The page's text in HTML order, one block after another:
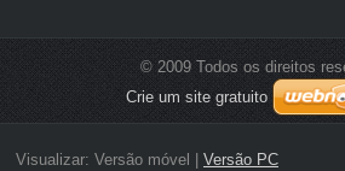
© 2009 Todos os direitos
Crie um site gratuito
Visualizar: Versão móvel Versão PC